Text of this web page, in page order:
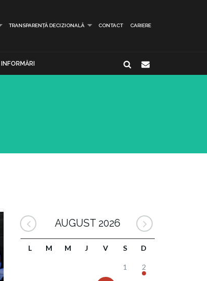
TRANSPARENȚĂ DECIZIONALĂ CONTACT CARIERE
INFORMĂRI
AUGUST 2026
L M M J V S D
1 2